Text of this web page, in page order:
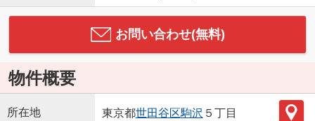
お問い合わせ(無料)
物件概要
所在地 東京都世田谷区駒沢 ５丁目